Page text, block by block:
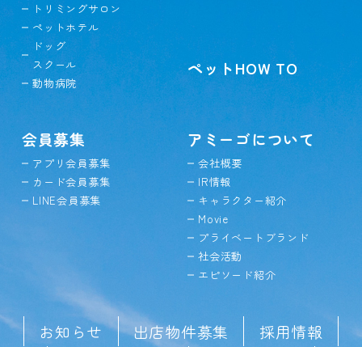
トリミングサロン
ペットホテル
ドッグ
スクール
動物病院
ペットHOW TO
会員募集
アプリ会員募集
カード会員募集
LINE会員募集
アミーゴについて
会社概要
IR情報
キャラクター紹介
Movie
プライベートブランド
社会活動
エピソード紹介
お知らせ 出店物件募集
採用情報